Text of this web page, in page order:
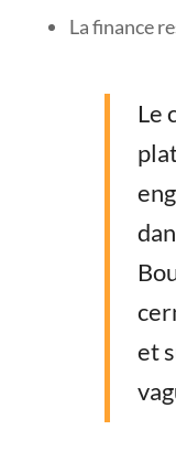
La finance
Le
et